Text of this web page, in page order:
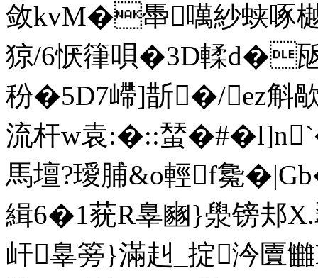
敛kvM�馽噧紗蛱
猄/6恹箻唄�3D輮d�
秎�5D7嵽]斮�/ez斛
流杆w袁:�::蝅
馬壇?璦脯&o輕f毚
緝6�1莸R辠豳}澩镑邞
屽辠篣}滿赳_掟汵